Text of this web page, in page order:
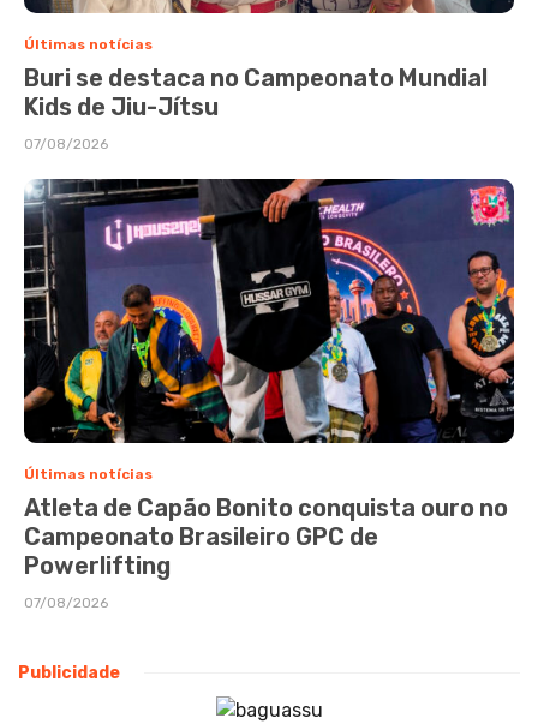
Últimas notícias
Buri se destaca no Campeonato Mundial
Kids de Jiu-Jítsu
07/08/2026
Últimas notícias
Atleta de Capão Bonito conquista ouro no
Campeonato Brasileiro GPC de
Powerlifting
07/08/2026
Publicidade